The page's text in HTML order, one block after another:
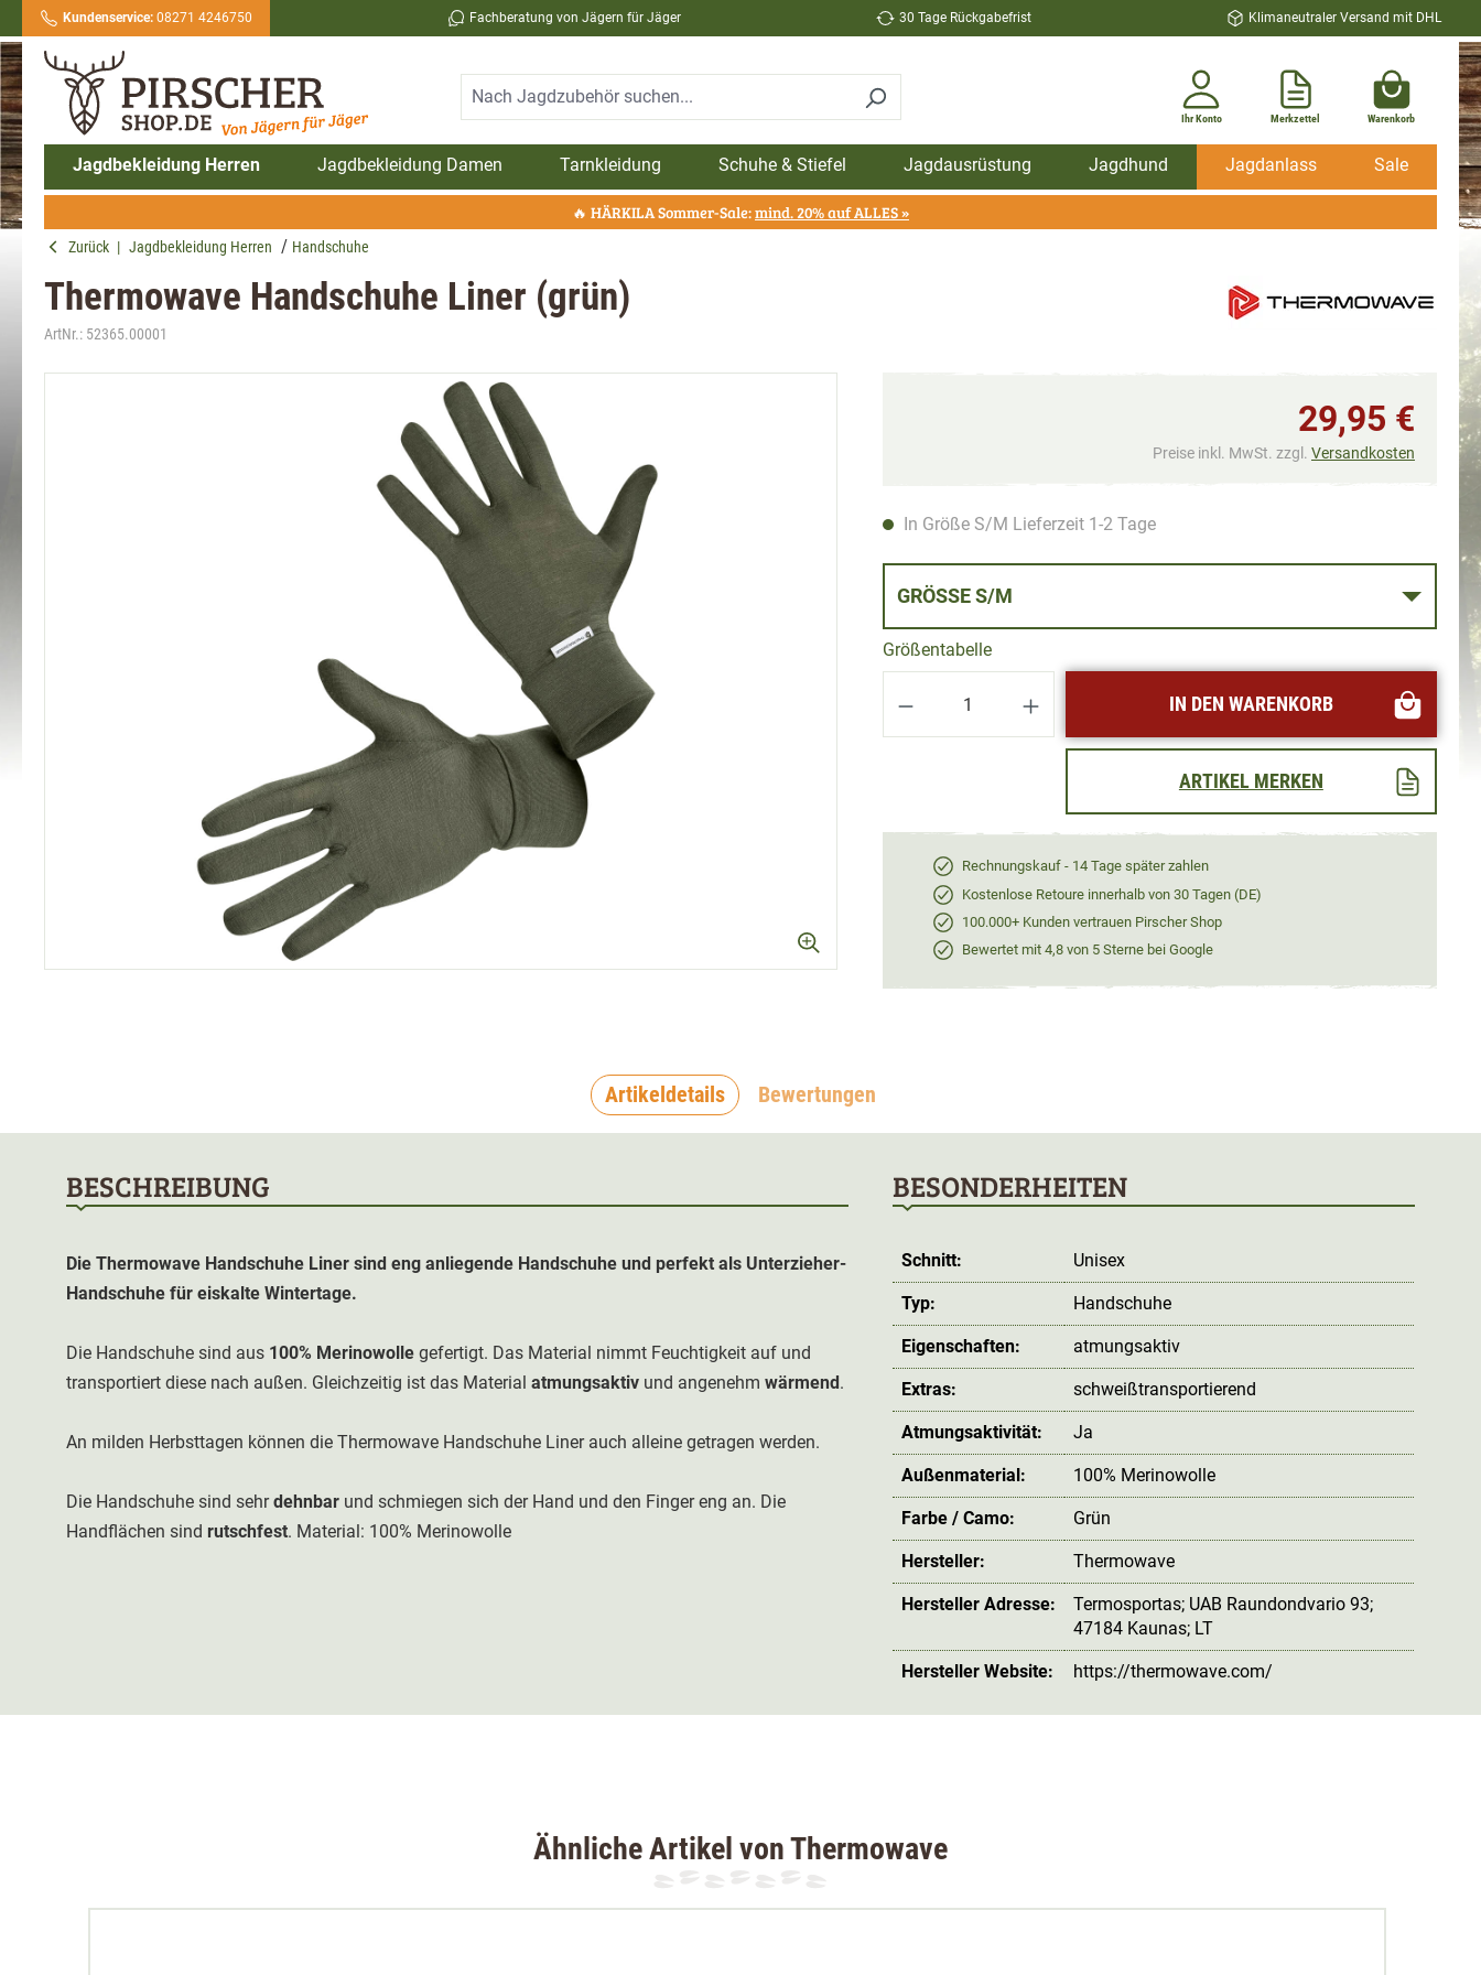
Zur Hauptnavigation springen
Kundenservice:08271 4246750 Fachberatung von Jägern für Jäger 30 Tage Rückgabefrist Klimaneutraler Versand mit DHL
Ihr Konto Merkzettel Warenkorb
Jagdbekleidung Herren Jagdbekleidung Damen Tarnkleidung Schuhe & Stiefel Jagdausrüstung Jagdhund Jagdanlass Sale
🔥 HÄRKILA Sommer-Sale:mind. 20% auf ALLES »
Zurück | Jagdbekleidung Herren Handschuhe
Thermowave Handschuhe Liner (grün)
ArtNr.: 52365.00001
29,95 €
Preise inkl. MwSt. zzgl. Versandkosten
In Größe S/M Lieferzeit 1-2 Tage
GRÖSSE S/M
Größentabelle
Produkt Anzahl: Gib den gewünschten Wert ein
IN DEN WARENKORB
ARTIKEL MERKEN
Rechnungskauf - 14 Tage später zahlen
Kostenlose Retoure innerhalb von 30 Tagen (DE)
100.000+ Kunden vertrauen Pirscher Shop
Bewertet mit 4,8 von 5 Sterne bei Google
Artikeldetails Bewertungen
BESCHREIBUNG
Die Thermowave Handschuhe Liner sind eng anliegende Handschuhe und perfekt als Unterzieher-
Handschuhe für eiskalte Wintertage.
Die Handschuhe sind aus 100% Merinowolle gefertigt. Das Material nimmt Feuchtigkeit auf und
transportiert diese nach außen. Gleichzeitig ist das Material atmungsaktiv und angenehm wärmend .
An milden Herbsttagen können die Thermowave Handschuhe Liner auch alleine getragen werden.
Die Handschuhe sind sehrdehnbar und schmiegen sich der Hand und den Finger eng an. Die
Handflächen sind rutschfest. Material: 100% Merinowolle
BESONDERHEITEN
Schnitt: Unisex
Typ: Handschuhe
Eigenschaften: atmungsaktiv
Extras: schweißtransportierend
Atmungsaktivität: Ja
Außenmaterial: 100% Merinowolle
Farbe / Camo: Grün
Hersteller: Thermowave
Hersteller Adresse:
Termosportas; UAB Raundondvario 93;
47184 Kaunas; LT
Hersteller Website: https://thermowave.com/
Ähnliche Artikel von Thermowave